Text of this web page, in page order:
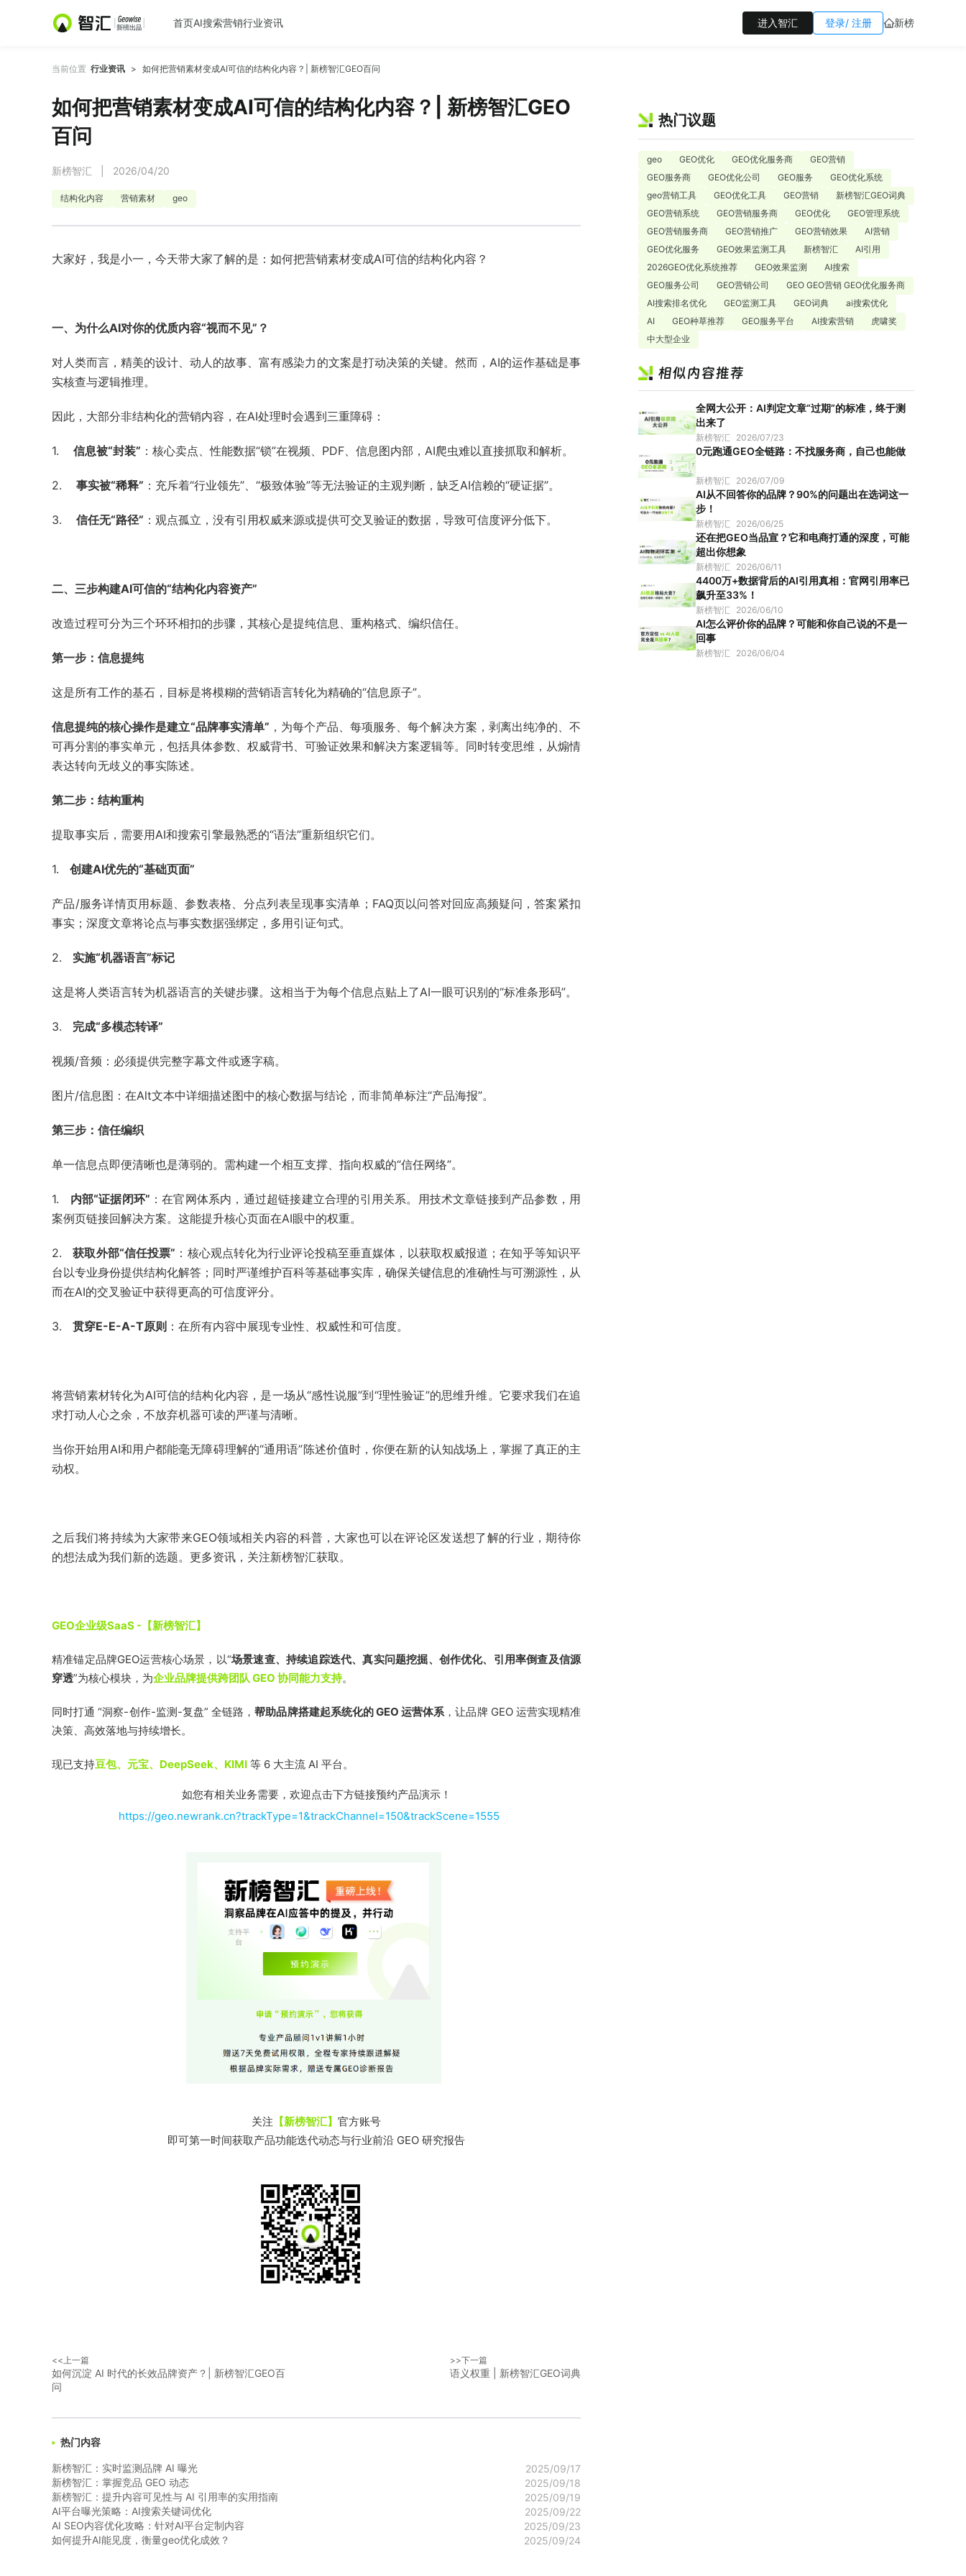
首页AI搜索营销行业资讯 进入智汇 登录/ 注册 新榜
当前位置 行业资讯 > 如何把营销素材变成AI可信的结构化内容？| 新榜智汇GEO百问
如何把营销素材变成AI可信的结构化内容？| 新榜智汇GEO
百问
新榜智汇 2026/04/20
结构化内容 营销素材 geo
大家好，我是小一，今天带大家了解的是：如何把营销素材变成AI可信的结构化内容？
一、为什么AI对你的优质内容“视而不见”？
对人类而言，精美的设计、动人的故事、富有感染力的文案是打动决策的关键。然而，AI的运作基础是事
实核查与逻辑推理。
因此，大部分非结构化的营销内容，在AI处理时会遇到三重障碍：
1. 信息被“封装” ：核心卖点、性能数据“锁”在视频、PDF、信息图内部，AI爬虫难以直接抓取和解析。
2. 事实被“稀释” ：充斥着“行业领先”、“极致体验”等无法验证的主观判断，缺乏AI信赖的“硬证据”。
3. 信任无“路径” ：观点孤立，没有引用权威来源或提供可交叉验证的数据，导致可信度评分低下。
二、三步构建AI可信的“结构化内容资产”
改造过程可分为三个环环相扣的步骤，其核心是提纯信息、重构格式、编织信任。
第一步：信息提纯
这是所有工作的基石，目标是将模糊的营销语言转化为精确的“信息原子”。
信息提纯的核心操作是建立“品牌事实清单” ，为每个产品、每项服务、每个解决方案，剥离出纯净的、不
可再分割的事实单元，包括具体参数、权威背书、可验证效果和解决方案逻辑等。同时转变思维，从煽情
表达转向无歧义的事实陈述。
第二步：结构重构
提取事实后，需要用AI和搜索引擎最熟悉的“语法”重新组织它们。
1. 创建AI优先的“基础页面”
产品/服务详情页用标题、参数表格、分点列表呈现事实清单；FAQ页以问答对回应高频疑问，答案紧扣
事实；深度文章将论点与事实数据强绑定，多用引证句式。
2. 实施“机器语言”标记
这是将人类语言转为机器语言的关键步骤。这相当于为每个信息点贴上了AI一眼可识别的“标准条形码”。
3. 完成“多模态转译”
视频/音频：必须提供完整字幕文件或逐字稿。
图片/信息图：在Alt文本中详细描述图中的核心数据与结论，而非简单标注“产品海报”。
第三步：信任编织
单一信息点即便清晰也是薄弱的。需构建一个相互支撑、指向权威的“信任网络”。
1. 内部“证据闭环” ：在官网体系内，通过超链接建立合理的引用关系。用技术文章链接到产品参数，用
案例页链接回解决方案。这能提升核心页面在AI眼中的权重。
2.获取外部“信任投票” ：核心观点转化为行业评论投稿至垂直媒体，以获取权威报道；在知乎等知识平
台以专业身份提供结构化解答；同时严谨维护百科等基础事实库，确保关键信息的准确性与可溯源性，从
而在AI的交叉验证中获得更高的可信度评分。
3. 贯穿E-E-A-T原则 ：在所有内容中展现专业性、权威性和可信度。
将营销素材转化为AI可信的结构化内容，是一场从“感性说服”到“理性验证”的思维升维。它要求我们在追
求打动人心之余，不放弃机器可读的严谨与清晰。
当你开始用AI和用户都能毫无障碍理解的“通用语”陈述价值时，你便在新的认知战场上，掌握了真正的主
动权。
之后我们将持续为大家带来GEO领域相关内容的科普，大家也可以在评论区发送想了解的行业，期待你
的想法成为我们新的选题。更多资讯，关注新榜智汇获取。
GEO企业级SaaS -【新榜智汇】
精准锚定品牌GEO运营核心场景，以“场景速查、持续追踪迭代、真实问题挖掘、创作优化、引用率倒查及信源
穿透”为核心模块，为企业品牌提供跨团队 GEO 协同能力支持。
同时打通 “洞察-创作-监测-复盘” 全链路，帮助品牌搭建起系统化的 GEO 运营体系，让品牌 GEO 运营实现精准
决策、高效落地与持续增长。
现已支持豆包、元宝、DeepSeek、KIMI 等 6 大主流 AI 平台。
如您有相关业务需要，欢迎点击下方链接预约产品演示！
https://geo.newrank.cn?trackType=1&trackChannel=150&trackScene=1555
关注 【新榜智汇】 官方账号
即可第一时间获取产品功能迭代动态与行业前沿 GEO 研究报告
<<上一篇
如何沉淀 AI 时代的长效品牌资产？| 新榜智汇GEO百
问
>>下一篇
语义权重 | 新榜智汇GEO词典
▶ 热门内容
新榜智汇：实时监测品牌 AI 曝光
2025/09/17
新榜智汇：掌握竞品 GEO 动态
2025/09/18
新榜智汇：提升内容可见性与 AI 引用率的实用指南
2025/09/19
AI平台曝光策略：AI搜索关键词优化
2025/09/22
AI SEO内容优化攻略：针对AI平台定制内容
2025/09/23
如何提升AI能见度，衡量geo优化成效？
2025/09/24
热门议题
geo GEO优化 GEO优化服务商
GEO营销
GEO服务商
GEO优化公司 GEO服务
GEO优化系统
geo营销工具
GEO优化工具 GEO营销
新榜智汇GEO词典
GEO营销系统
GEO营销服务商 GEO优化
GEO管理系统
GEO营销服务商
GEO营销推广 GEO营销效果
AI营销
GEO优化服务
GEO效果监测工具 新榜智汇
AI引用
2026GEO优化系统推荐
GEO效果监测
AI搜索
GEO服务公司
GEO营销公司
GEO GEO营销 GEO优化服务商
AI搜索排名优化
GEO监测工具 GEO词典
ai搜索优化
AI
GEO种草推荐 GEO服务平台 AI搜索营销
虎啸奖
中大型企业
全网大公开：AI判定文章“过期”的标准，终于测
出来了
新榜智汇 2026/07/23
0元跑通GEO全链路：不找服务商，自己也能做
新榜智汇 2026/07/09
AI从不回答你的品牌？90%的问题出在选词这一
步！
新榜智汇 2026/06/25
还在把GEO当品宣？它和电商打通的深度，可能
超出你想象
新榜智汇 2026/06/11
4400万+数据背后的AI引用真相：官网引用率已
飙升至33%！
新榜智汇 2026/06/10
AI怎么评价你的品牌？可能和你自己说的不是一
回事
新榜智汇 2026/06/04